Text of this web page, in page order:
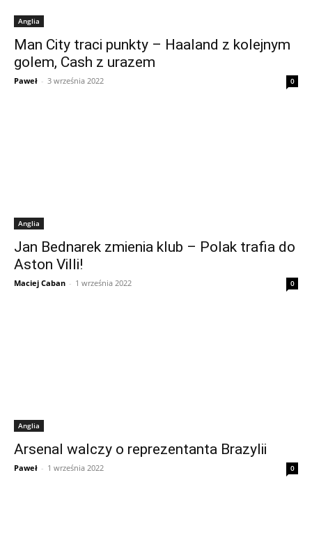
Anglia
Man City traci punkty – Haaland z kolejnym
golem, Cash z urazem
Paweł - 3 września 2022 0
Anglia
Jan Bednarek zmienia klub – Polak trafia do
Aston Villi!
Maciej Caban - 1 września 2022 0
Anglia
Arsenal walczy o reprezentanta Brazylii
Paweł - 1 września 2022 0